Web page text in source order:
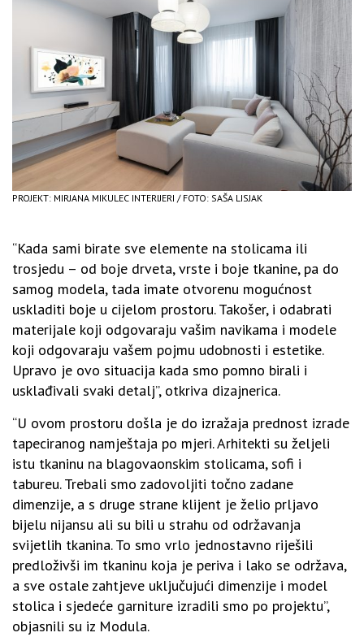
PROJEKT: MIRJANA MIKULEC INTERIJERI / FOTO: SAŠA LISJAK
“Kada sami birate sve elemente na stolicama ili
trosjedu – od boje drveta, vrste i boje tkanine, pa do
samog modela, tada imate otvorenu mogućnost
uskladiti boje u cijelom prostoru. Takošer, i odabrati
materijale koji odgovaraju vašim navikama i modele
koji odgovaraju vašem pojmu udobnosti i estetike.
Upravo je ovo situacija kada smo pomno birali i
usklađivali svaki detalj”, otkriva dizajnerica.
“U ovom prostoru došla je do izražaja prednost izrade
tapeciranog namještaja po mjeri. Arhitekti su željeli
istu tkaninu na blagovaonskim stolicama, sofi i
tabureu. Trebali smo zadovoljiti točno zadane
dimenzije, a s druge strane klijent je želio prljavo
bijelu nijansu ali su bili u strahu od održavanja
svijetlih tkanina. To smo vrlo jednostavno riješili
predloživši im tkaninu koja je periva i lako se održava,
a sve ostale zahtjeve uključujući dimenzije i model
stolica i sjedeće garniture izradili smo po projektu”,
objasnili su iz Modula.